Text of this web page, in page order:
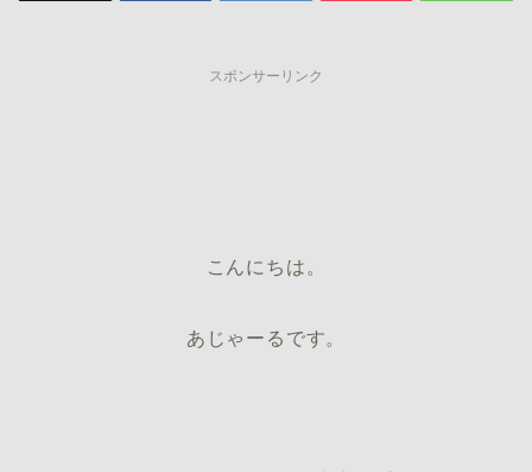
スポンサーリンク
こんにちは。
あじゃーるです。